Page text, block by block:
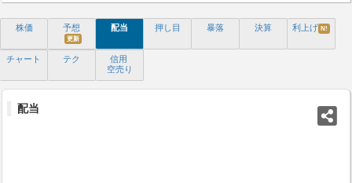
株価 予想
更新
配当 押し目 暴落 決算 利上げ N!
チャート テク
信用
空売り
配当